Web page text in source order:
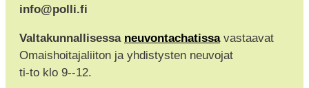
info@polli.fi
Valtakunnallisessa neuvontachatissavastaavat
Omaishoitajaliiton ja yhdistysten neuvojat
ti-to klo 9--12.